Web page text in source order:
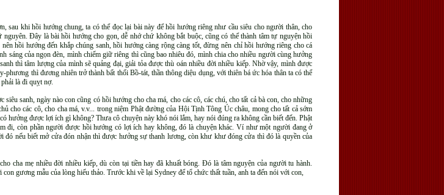
sau khi hồi hướng chung, ta có thể đọc lại bài này để hồi hướng riêng như cầu siêu cho người thân, cho
Đây là bài hồi hướng cho gọn, dễ nhớ chứ không bắt buộc, cũng có thể thành tâm tự nguyện hồi
hồi hướng đến khắp chúng sanh, hồi hướng càng rộng càng tốt, đừng nên chỉ hồi hướng riêng cho cá
của ngọn đèn, mình chiếm giữ riêng thì cũng bao nhiêu đó, mình chia cho nhiều người cùng hưởng
thì tâm lượng của mình sẽ quảng đại, giải tỏa được thù oán nhiều đời nhiều kiếp. Nhờ vậy, mình được
thì đương nhiên trở thành bất thối Bồ-tát, thần thông diệu dụng, với thiên bá ức hóa thân ta có thể
là đi quỵt nợ.
sanh, ngày nào con cũng có hồi hướng cho cha má, cho các cô, các chú, cho tất cả bà con, cho những
cho các cô, cho cha má, v.v... trong niệm Phật đường của Hội Tịnh Tông Úc châu, mong cho tất cả sớm
được lợi ích gì không? Thưa cô chuyện này khó nói lắm, hay nói đúng ra không cần biết đến. Phật
đi, còn phần người được hồi hướng có lợi ích hay không, đó là chuyện khác. Ví như một người đang ở
nếu biết mở cửa đón nhận thì được hưởng sự thanh lương, còn khư khư đóng cửa thì đó là quyền của
cha mẹ nhiều đời nhiều kiếp, dù còn tại tiền hay đã khuất bóng. Đó là tâm nguyện của người tu hành.
gương mẫu của lòng hiếu thảo. Trước khi về lại Sydney để tổ chức thất tuần, anh ta đến nói với con,